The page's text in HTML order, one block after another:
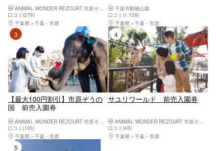
ANIMAL WONDER REZOURT 市原ぞうの国・サユリワールド
口コミ(279)
千葉県
千葉・市原
千葉市動物公園
口コミ(1,129)
千葉県
千葉・市原
【最大100円割引】市原ぞうの
国 前売入園券
口コミ(105)
千葉県
千葉・市原
4位
サユリワールド 前売入園券
口コミ(43)
千葉県
千葉・市原